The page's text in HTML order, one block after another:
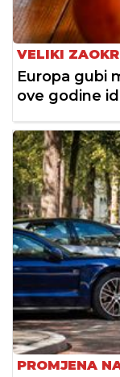
VELIKI
Europa gubi
ove godine
PROMJENA